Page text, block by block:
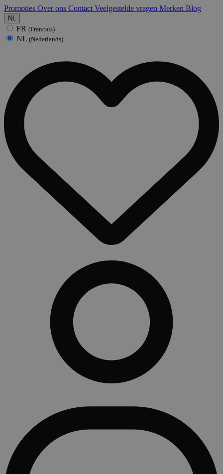
Promoties Over ons Contact Veelgestelde vragen Merken Blog
NL
FR (Francais)
NL (Nederlands)